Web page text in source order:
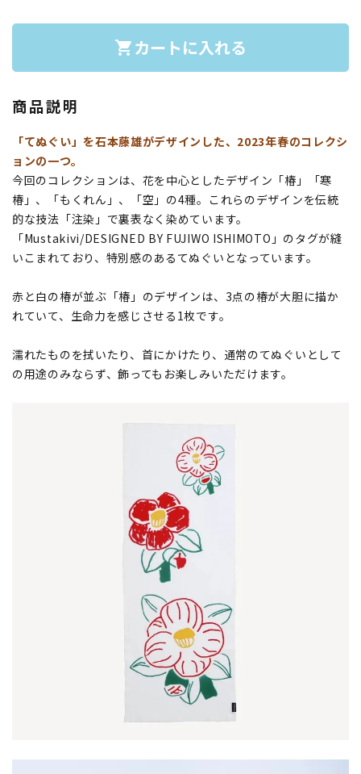
shopping_cart カートに入れる
商品説明
「てぬぐい」を石本藤雄がデザインした、2023年春のコレクシ
ョンの一つ。
今回のコレクションは、花を中心としたデザイン「椿」「寒
椿」、「もくれん」、「空」の4種。これらのデザインを伝統
的な技法「注染」で裏表なく染めています。
「Mustakivi/DESIGNED BY FUJIWO ISHIMOTO」のタグが縫
いこまれており、特別感のあるてぬぐいとなっています。
赤と白の椿が並ぶ「椿」のデザインは、3点の椿が大胆に描か
れていて、生命力を感じさせる1枚です。
濡れたものを拭いたり、首にかけたり、通常のてぬぐいとして
の用途のみならず、飾ってもお楽しみいただけます。